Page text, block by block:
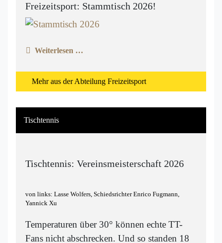
Freizeitsport: Stammtisch 2026!
Weiterlesen …
Mehr aus der Abteilung Freizeitsport
Tischtennis
Tischtennis: Vereinsmeisterschaft 2026
von links: Lasse Wolfers, Schiedsrichter Enrico Fugmann,
Yannick Xu
Temperaturen über 30° können echte TT-
Fans nicht abschrecken. Und so standen 18